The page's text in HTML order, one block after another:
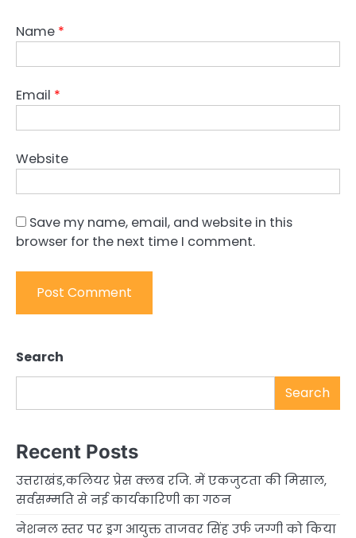
Name *
Email *
Website
Save my name, email, and website in this
browser for the next time I comment.
Search
Search
Recent Posts
उत्तराखंड,कलियर प्रेस क्लब रजि. में एकजुटता की मिसाल,
सर्वसम्मति से नई कार्यकारिणी का गठन
नेशनल स्तर पर ड्रग आयुक्त ताजवर सिंह उर्फ जग्गी को किया